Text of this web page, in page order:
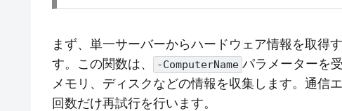
まず、単一サーバーからハードウェア情報を取得
す。この関数は、
-ComputerName パラメーターを
メモリ、ディスクなどの情報を収集します。通信
回数だけ再試行を行います。